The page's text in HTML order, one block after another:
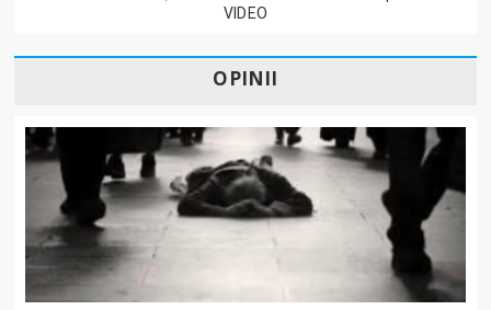
VIDEO
OPINII